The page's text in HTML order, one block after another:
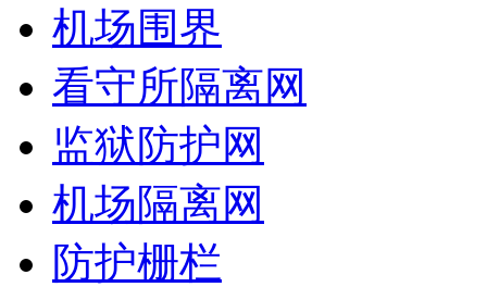
机场围界
看守所隔离网
监狱防护网
机场隔离网
防护栅栏